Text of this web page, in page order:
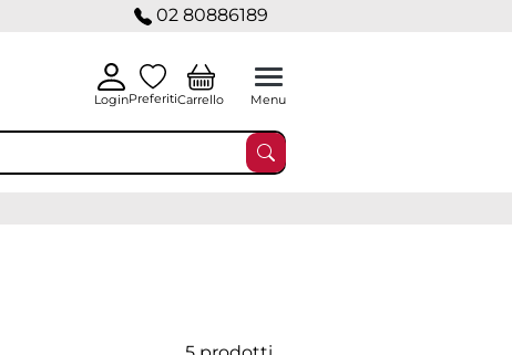
02 80886189
LoginPreferitiCarrello Menu